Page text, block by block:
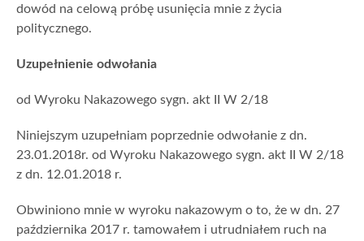
dowód na celową próbę usunięcia mnie z życia
politycznego.
Uzupełnienie odwołania
od Wyroku Nakazowego sygn. akt II W 2/18
Niniejszym uzupełniam poprzednie odwołanie z dn.
23.01.2018r. od Wyroku Nakazowego sygn. akt II W 2/18
z dn. 12.01.2018 r.
Obwiniono mnie w wyroku nakazowym o to, że w dn. 27
października 2017 r. tamowałem i utrudniałem ruch na